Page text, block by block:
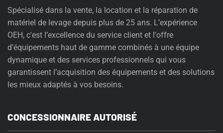
Spécialisé dans la vente, la location et la réparation de
matériel de levage depuis plus de 25 ans. L’expérience
OEH, c'est l’excellence du service client et l'offre
d’équipements haut de gamme combinés à une équipe
dynamique et des services professionnels qui vous
garantissent l’acquisition des équipements et des solutions
les mieux adaptés à vos besoins.
CONCESSIONNAIRE AUTORISÉ